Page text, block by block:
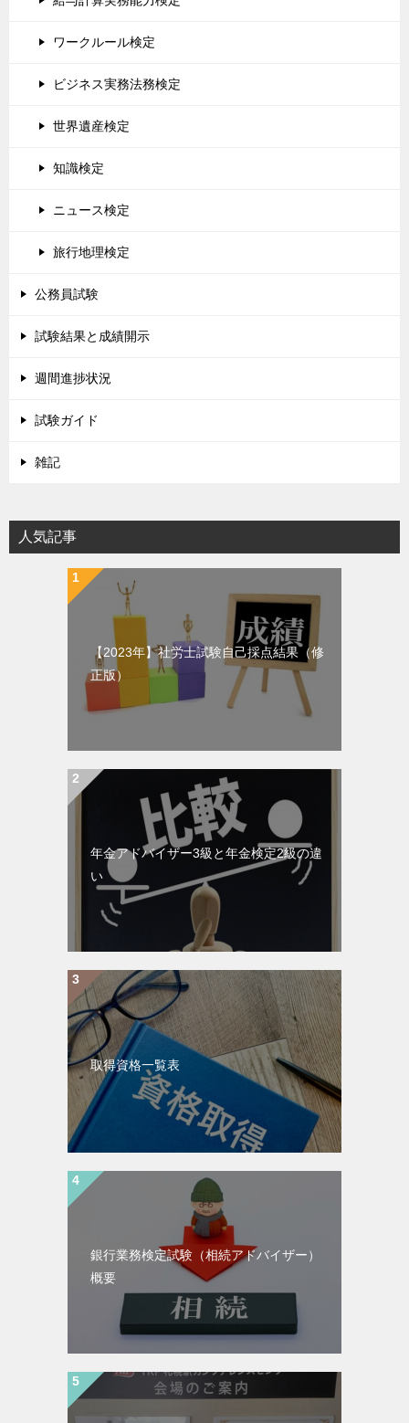
ワークルール検定
ビジネス実務法務検定
世界遺産検定
知識検定
ニュース検定
旅行地理検定
公務員試験
試験結果と成績開示
週間進捗状況
試験ガイド
雑記
人気記事
【2023年】社労士試験自己採点結果（修
正版）
年金アドバイザー3級と年金検定2級の違
い
取得資格一覧表
銀行業務検定試験（相続アドバイザー）
概要